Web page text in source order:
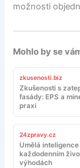
možnosti
Mohlo by se
zkusenosti.biz
Zkušenosti s
fasády: EPS a
praxi
24zpravy.cz
Umělá inteligence
každodenním
výhodách